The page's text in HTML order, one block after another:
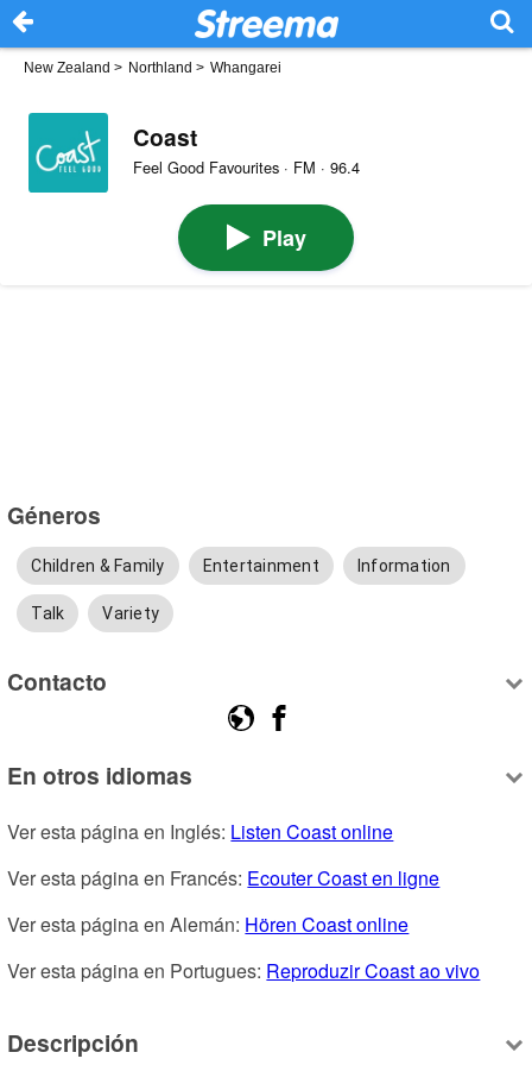
New Zealand > Northland > Whangarei
Coast
Feel Good Favourites · FM · 96.4
Play
Géneros
Children & Family Entertainment Information
Talk Variety
Contacto
En otros idiomas
Ver esta página en Inglés: Listen Coast online
Ver esta página en Francés: Ecouter Coast en ligne
Ver esta página en Alemán: Hören Coast online
Ver esta página en Portugues: Reproduzir Coast ao vivo
Descripción